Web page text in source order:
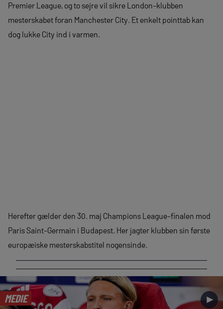
Premier League, og to sejre vil sikre London-klubben
mesterskabet foran Manchester City. Et enkelt pointtab kan
dog lukke City ind i varmen.
Herefter gælder den 30. maj Champions League-finalen mod
Paris Saint-Germain i Budapest. Her jagter klubben sin første
europæiske mesterskabstitel nogensinde.
MEDIE ►